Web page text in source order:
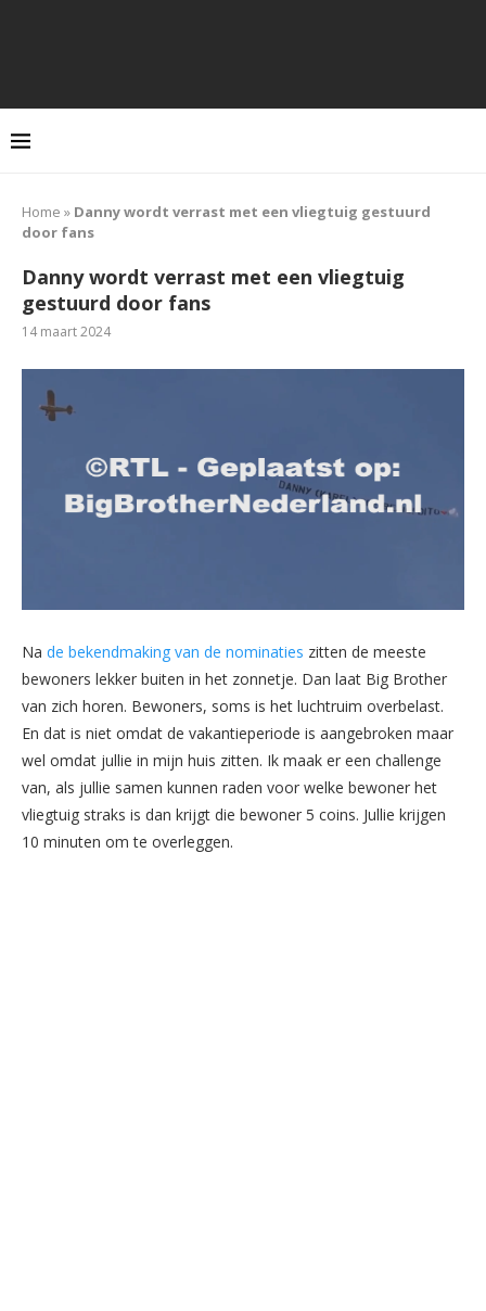
Home » Danny wordt verrast met een vliegtuig gestuurd
door fans
Danny wordt verrast met een vliegtuig
gestuurd door fans
14 maart 2024
Na de bekendmaking van de nominaties zitten de meeste
bewoners lekker buiten in het zonnetje. Dan laat Big Brother
van zich horen. Bewoners, soms is het luchtruim overbelast.
En dat is niet omdat de vakantieperiode is aangebroken maar
wel omdat jullie in mijn huis zitten. Ik maak er een challenge
van, als jullie samen kunnen raden voor welke bewoner het
vliegtuig straks is dan krijgt die bewoner 5 coins. Jullie krijgen
10 minuten om te overleggen.